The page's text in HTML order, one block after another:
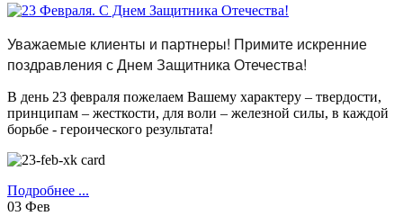
Уважаемые клиенты и партнеры! Примите искренние
поздравления с Днем Защитника Отечества!
В день 23 февраля пожелаем Вашему характеру – твердости,
принципам – жесткости, для воли – железной силы, в каждой
борьбе - героического результата!
Подробнее ...
03 Фев